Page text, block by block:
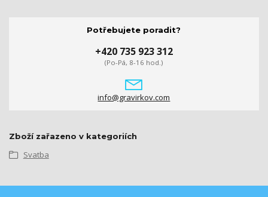
Potřebujete poradit?
+420 735 923 312
(Po-Pá, 8-16 hod.)
info@gravirkov.com
Zboží zařazeno v kategoriích
Svatba